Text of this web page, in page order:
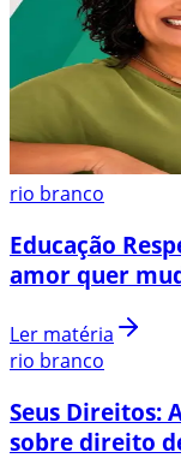
rio branco
Educação
amor quer
Ler matéria
rio branco
Seus Direitos:
sobre direito